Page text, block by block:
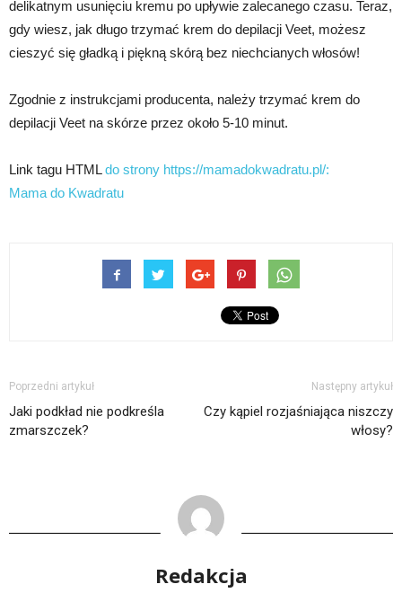
delikatnym usunięciu kremu po upływie zalecanego czasu. Teraz,
gdy wiesz, jak długo trzymać krem do depilacji Veet, możesz
cieszyć się gładką i piękną skórą bez niechcianych włosów!
Zgodnie z instrukcjami producenta, należy trzymać krem do
depilacji Veet na skórze przez około 5-10 minut.
Link tagu HTMLdo strony https://mamadokwadratu.pl/:
Mama do Kwadratu
Poprzedni artykuł
Jaki podkład nie podkreśla
zmarszczek?
Następny artykuł
Czy kąpiel rozjaśniająca niszczy
włosy?
Redakcja